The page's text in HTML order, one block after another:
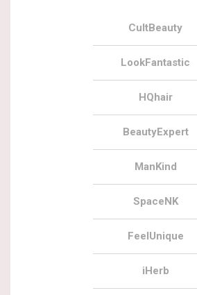
CultBeauty
LookFantastic
HQhair
BeautyExpert
ManKind
SpaceNK
FeelUnique
iHerb